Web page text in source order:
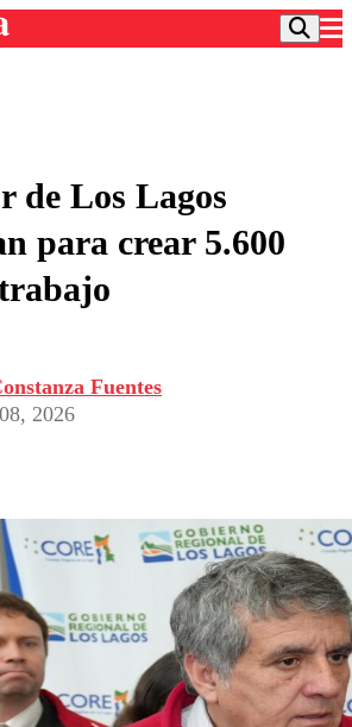
TV
Colo
Chilena
Internacional
de Chile
en medios
de Los Lagos
para crear 5.600
Fuentes
2026